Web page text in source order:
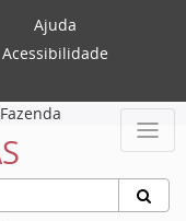
Ajuda
Acessibilidade